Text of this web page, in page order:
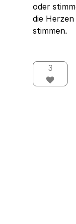
oder
die
stimmen.
3